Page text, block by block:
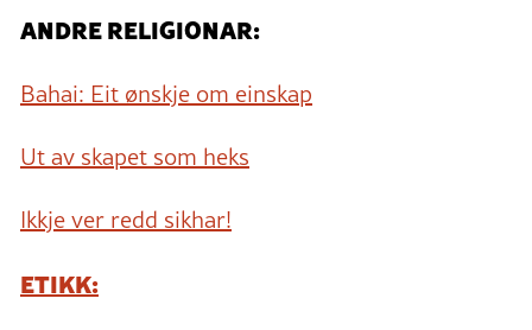
ANDRE RELIGIONAR:
Bahai: Eit ønskje om einskap
Ut av skapet som heks
Ikkje ver redd sikhar!
ETIKK: